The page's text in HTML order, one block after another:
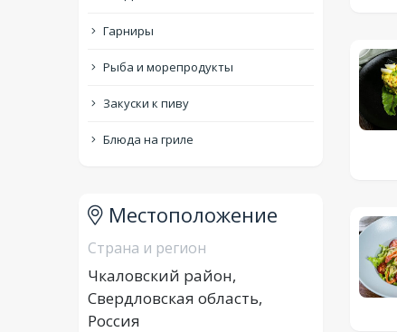
Гарниры
Рыба и морепродукты
Закуски к пиву
Блюда на гриле
Местоположение
Страна и регион
Чкаловский район,
Свердловская область,
Россия